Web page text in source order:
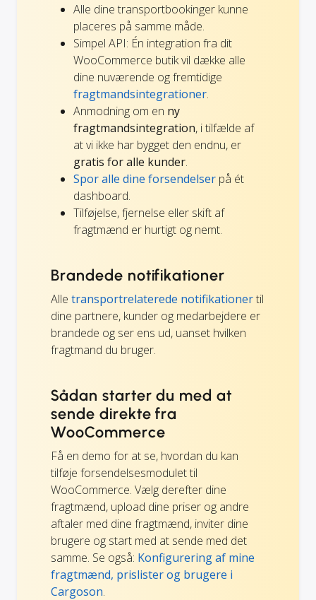
Alle dine transportbookinger kunne
placeres på samme måde.
Simpel API: Én integration fra dit
WooCommerce butik vil dække alle
dine nuværende og fremtidige
fragtmandsintegrationer.
Anmodning om en ny
fragtmandsintegration, i tilfælde af
at vi ikke har bygget den endnu, er
gratis for alle kunder.
Spor alle dine forsendelser på ét
dashboard.
Tilføjelse, fjernelse eller skift af
fragtmænd er hurtigt og nemt.
Brandede notifikationer
Alle transportrelaterede notifikationertil
dine partnere, kunder og medarbejdere er
brandede og ser ens ud, uanset hvilken
fragtmand du bruger.
Sådan starter du med at
sende direkte fra
WooCommerce
Få en demo for at se, hvordan du kan
tilføje forsendelsesmodulet til
WooCommerce. Vælg derefter dine
fragtmænd, upload dine priser og andre
aftaler med dine fragtmænd, inviter dine
brugere og start med at sende med det
samme. Se også: Konfigurering af mine
fragtmænd, prislister og brugere i
Cargoson.